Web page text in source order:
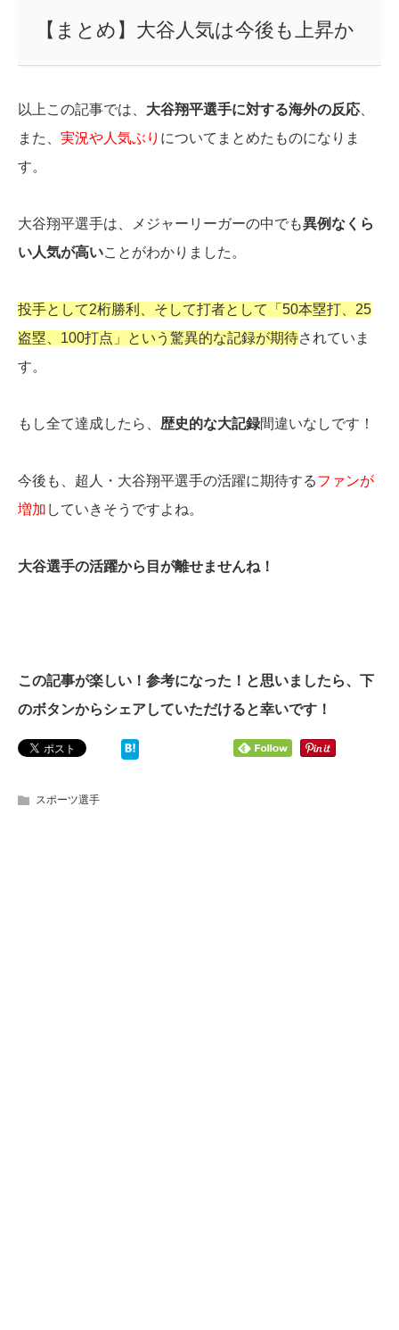
【まとめ】大谷人気は今後も上昇か
以上この記事では、 大谷翔平選手に対する海外の反応
また、 実況や人気ぶり についてまとめたものになりま
す。
大谷翔平選手は、メジャーリーガーの中でも異例なくら
い人気が高いことがわかりました。
投手として2桁勝利、そして打者として「50本塁打、25
盗塁、100打点」という驚異的な記録が期待されていま
す。
もし全て達成したら、 歴史的な大記録間違いなしです！
今後も、超人・大谷翔平選手の活躍に期待するファンが
増加 していきそうですよね。
大谷選手の活躍から目が離せませんね！
この記事が楽しい！参考になった！と思いましたら、下
のボタンからシェアしていただけると幸いです！
スポーツ選手